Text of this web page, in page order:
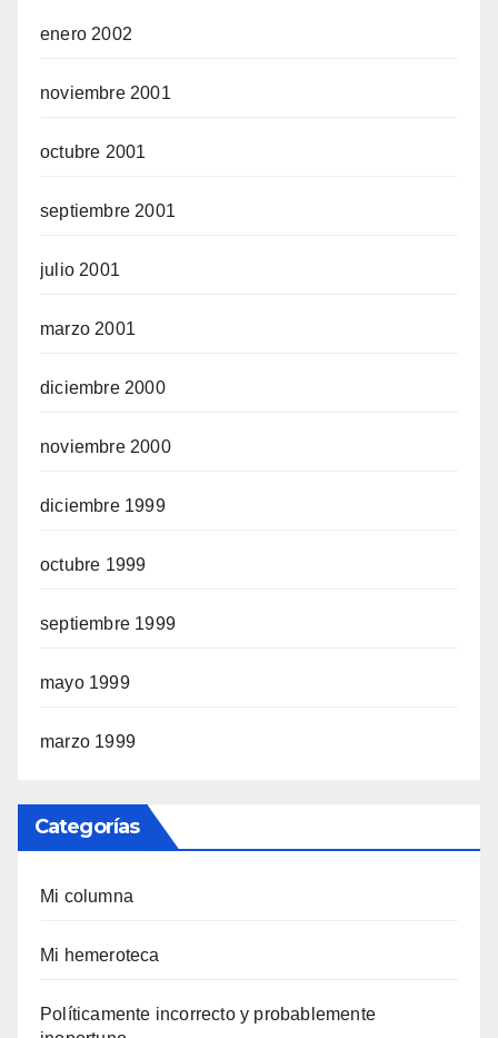
enero 2002
noviembre 2001
octubre 2001
septiembre 2001
julio 2001
marzo 2001
diciembre 2000
noviembre 2000
diciembre 1999
octubre 1999
septiembre 1999
mayo 1999
marzo 1999
Categorías
Mi columna
Mi hemeroteca
Polí­ticamente incorrecto y probablemente